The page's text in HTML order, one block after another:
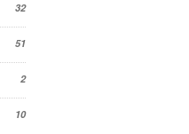
32
51
2
10